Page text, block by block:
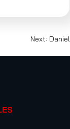
Next: Daniel